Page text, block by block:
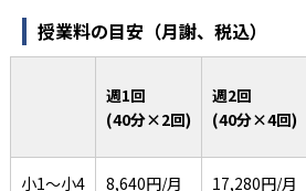
授業料の目安（月謝、税込）
週1回
(40分×2回)
週2回
(40分×4回)
小1〜小4 8,640円/月 17,280円/月